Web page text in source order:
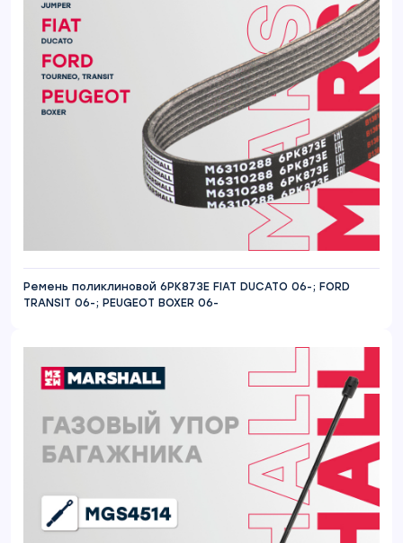
Ремень поликлиновой 6PK873E FIAT DUCATO 06-; FORD
TRANSIT 06-; PEUGEOT BOXER 06-